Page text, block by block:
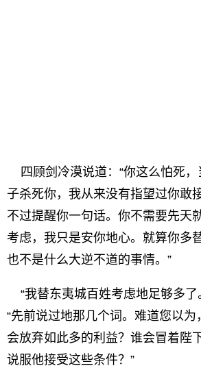
四顾剑冷漠说道：“你这么怕死，
子杀死你，我从来没有指望过你敢
不过提醒你一句话。你不需要先天
考虑，我只是安你地心。就算你多
也不是什么大逆不道的事情。”
“我替东夷城百姓考虑地足够多了
“先前说过地那几个词。难道您以
会放弃如此多的利益？谁会冒着陛
说服他接受这些条件？”